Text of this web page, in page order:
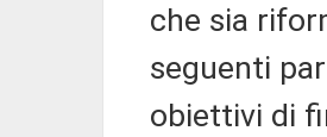
che sia
seguenti
obiettivi di